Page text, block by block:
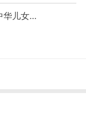
华儿女…